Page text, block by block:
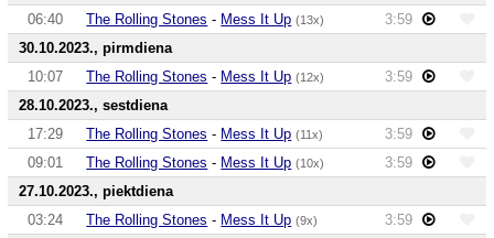
06:40
The Rolling Stones - Mess It Up (13x)
3:59
30.10.2023., pirmdiena
10:07
The Rolling Stones - Mess It Up (12x)
3:59
28.10.2023., sestdiena
17:29
The Rolling Stones - Mess It Up (11x)
3:59
09:01
The Rolling Stones - Mess It Up (10x)
3:59
27.10.2023., piektdiena
03:24
The Rolling Stones - Mess It Up (9x)
3:59